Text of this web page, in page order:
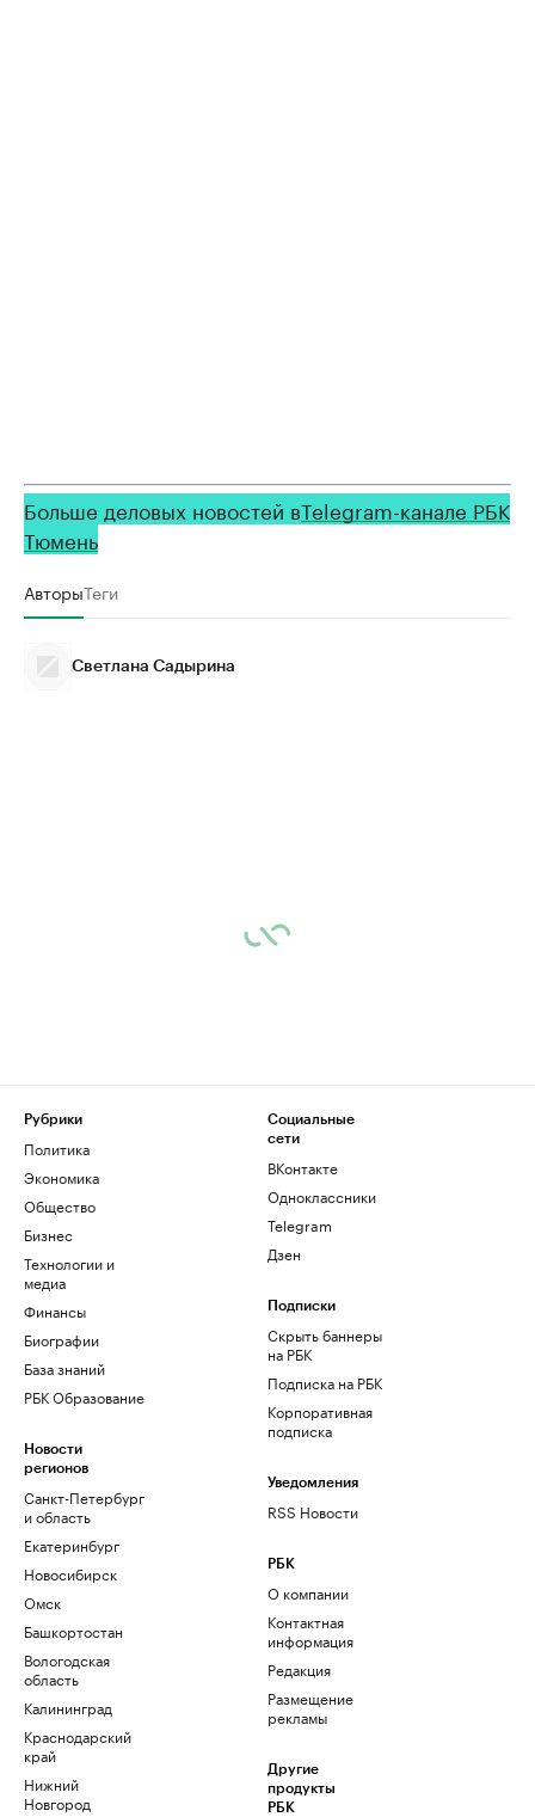
Больше деловых новостей вTelegram-канале РБК
Тюмень
АвторыТеги
Светлана Садырина
Рубрики
Политика
Экономика
Общество
Бизнес
Технологии и
медиа
Финансы
Биографии
База знаний
РБК Образование
Новости
регионов
Санкт-Петербург
и область
Екатеринбург
Новосибирск
Омск
Башкортостан
Вологодская
область
Калининград
Краснодарский
край
Нижний
Новгород
Социальные
сети
ВКонтакте
Одноклассники
Telegram
Дзен
Подписки
Скрыть баннеры
на РБК
Подписка на РБК
Корпоративная
подписка
Уведомления
RSS Новости
РБК
О компании
Контактная
информация
Редакция
Размещение
рекламы
Другие
продукты
РБК